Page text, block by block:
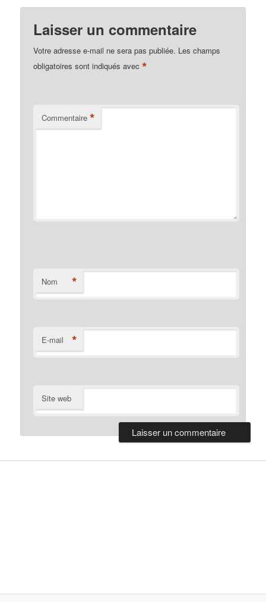
Laisser un commentaire
Votre adresse e-mail ne sera pas publiée. Les champs
obligatoires sont indiqués avec*
Commentaire *
Nom *
E-mail *
Site web